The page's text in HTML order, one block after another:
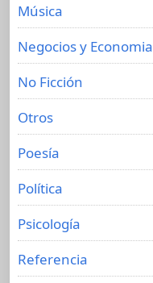
Música
Negocios y Economia
No Ficción
Otros
Poesía
Política
Psicología
Referencia